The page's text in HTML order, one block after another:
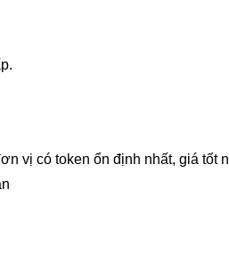
vị có token ổn định nhất, giá tốt